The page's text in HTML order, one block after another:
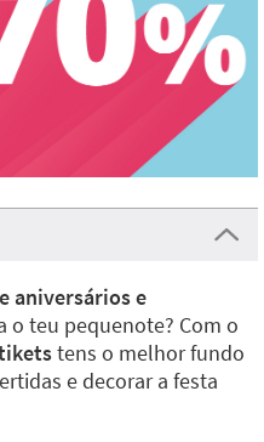
aniversários e
o teu pequenote? Com o
tens o melhor fundo
e decorar a festa